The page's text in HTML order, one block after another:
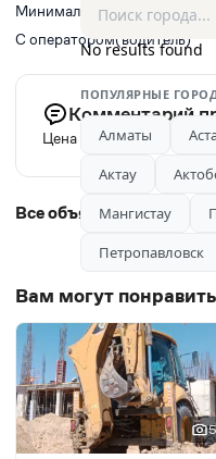
Минимальное время заказа, ч
С оператором(водитель)
Комментарий
Цена без НДС.
Все объявления автора
Вам могут
5
No results found
ПОПУЛЯРНЫЕ
Алматы
Актау
Мангистау
Петропавловск